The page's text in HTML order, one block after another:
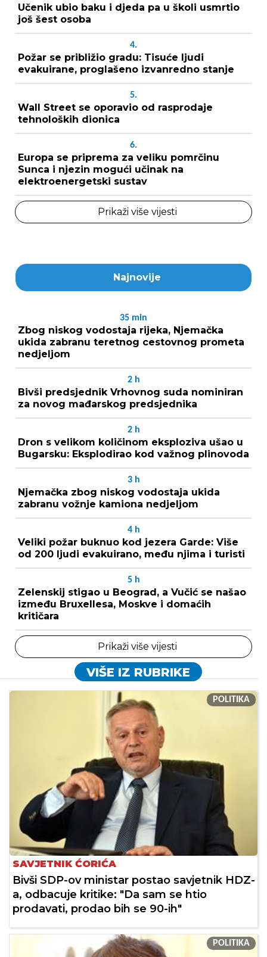
Učenik ubio baku i djeda pa u školi usmrtio
još šest osoba
4.
Požar se približio gradu: Tisuće ljudi
evakuirane, proglašeno izvanredno stanje
5.
Wall Street se oporavio od rasprodaje
tehnoloških dionica
6.
Europa se priprema za veliku pomrčinu
Sunca i njezin mogući učinak na
elektroenergetski sustav
Prikaži više vijesti
Najnovije
35 min
Zbog niskog vodostaja rijeka, Njemačka
ukida zabranu teretnog cestovnog prometa
nedjeljom
2 h
Bivši predsjednik Vrhovnog suda nominiran
za novog mađarskog predsjednika
2 h
Dron s velikom količinom eksploziva ušao u
Bugarsku: Eksplodirao kod važnog plinovoda
3 h
Njemačka zbog niskog vodostaja ukida
zabranu vožnje kamiona nedjeljom
4 h
Veliki požar buknuo kod jezera Garde: Više
od 200 ljudi evakuirano, među njima i turisti
5 h
Zelenskij stigao u Beograd, a Vučić se našao
između Bruxellesa, Moskve i domaćih
kritičara
Prikaži više vijesti
VIŠE IZ RUBRIKE
POLITIKA
SAVJETNIK ĆORIĆA
Bivši SDP-ov ministar postao savjetnik HDZ-
a, odbacuje kritike: "Da sam se htio
prodavati, prodao bih se 90-ih"
POLITIKA